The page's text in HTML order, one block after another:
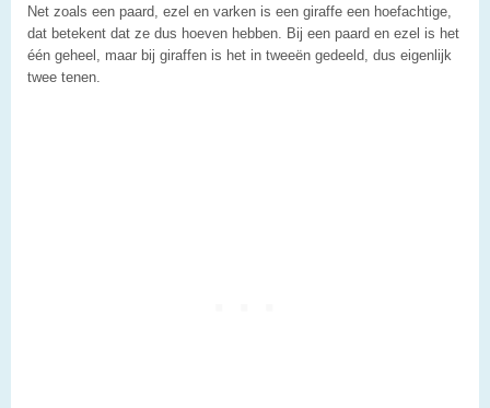
Net zoals een paard, ezel en varken is een giraffe een hoefachtige,
dat betekent dat ze dus hoeven hebben. Bij een paard en ezel is het
één geheel, maar bij giraffen is het in tweeën gedeeld, dus eigenlijk
twee tenen.